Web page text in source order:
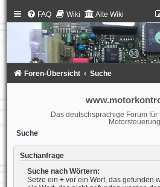
FAQ Wiki Alte Wiki
Foren-Übersicht Suche
Das deutschsprachige Forum
Suche
Suchanfrage
Suche nach Wörtern:
Setze ein +vor ein Wort, das gefunden